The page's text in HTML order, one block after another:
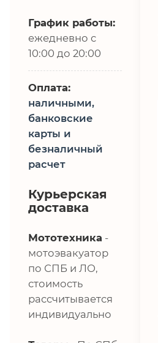
График работы:
ежедневно с
10:00 до 20:00
Оплата:
наличными,
банковские
карты и
безналичный
расчет
Курьерская
доставка
Мототехника -
мотоэвакуатор
по СПБ и ЛО,
стоимость
рассчитывается
индивидуально